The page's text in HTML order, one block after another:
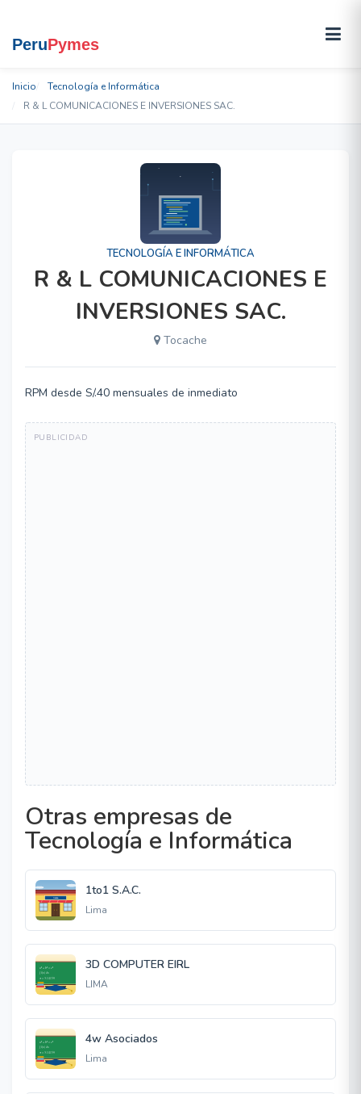
Inicio
Tecnología e Informática
R & L COMUNICACIONES E INVERSIONES SAC.
TECNOLOGÍA E INFORMÁTICA
R & L COMUNICACIONES E
INVERSIONES SAC.
Tocache
RPM desde S/.40 mensuales de inmediato
Otras empresas de
Tecnología e Informática
1to1 S.A.C.
Lima
3D COMPUTER EIRL
LIMA
4w Asociados
Lima